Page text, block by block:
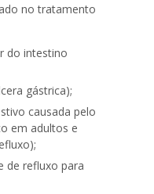
no tratamento
do intestino
gástrica);
causada pelo
em adultos e
de refluxo para